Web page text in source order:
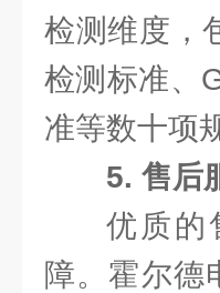
检测维度，
检测标准、
准等数十项
5. 售后
优质的
障。霍尔德